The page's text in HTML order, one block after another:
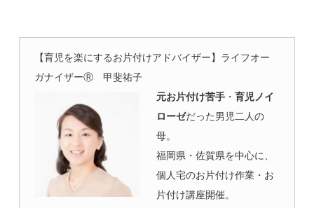
【育児を楽にするお片付けアドバイザー】ライフオー
ガナイザーⓇ 甲斐祐子
元お片付け苦手 ・育児ノイ
ローゼだった男児二人の
母。
福岡県・佐賀県を中心に、
個人宅のお片付け作業・お
片付け講座開催。